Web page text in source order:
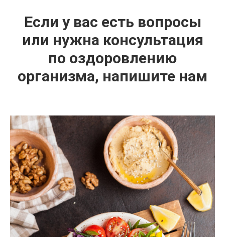
Если у вас есть вопросы
или нужна консультация
по оздоровлению
организма, напишите нам